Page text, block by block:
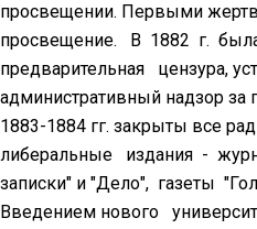
просвещении. Первыми
просвещение. В 1882 г.
предварительная цензура,
административный надзор за
1883-1884 гг. закрыты все
либеральные издания -
записки" и "Дело", газеты
Введением нового